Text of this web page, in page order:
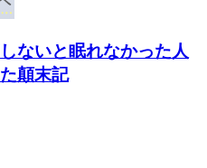
ないと眠れなかった人
顛末記